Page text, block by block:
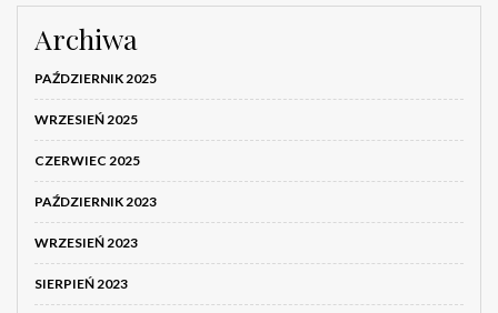
Archiwa
PAŹDZIERNIK 2025
WRZESIEŃ 2025
CZERWIEC 2025
PAŹDZIERNIK 2023
WRZESIEŃ 2023
SIERPIEŃ 2023